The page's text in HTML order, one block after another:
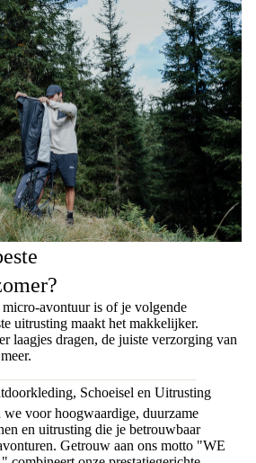
avontuur is of je volgende
uitrusting maakt het makkelijker.
laagjes dragen, de juiste verzorging van
Schoeisel en Uitrusting
voor hoogwaardige, duurzame
en uitrusting die je betrouwbaar
Getrouw aan ons motto "WE